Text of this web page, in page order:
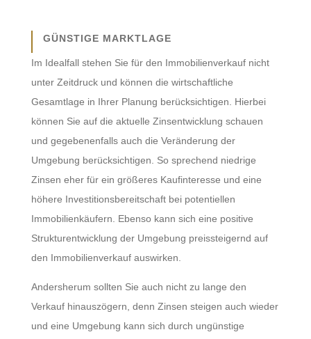
GÜNSTIGE MARKTLAGE
Im Idealfall stehen Sie für den Immobilienverkauf nicht
unter Zeitdruck und können die wirtschaftliche
Gesamtlage in Ihrer Planung berücksichtigen. Hierbei
können Sie auf die aktuelle Zinsentwicklung schauen
und gegebenenfalls auch die Veränderung der
Umgebung berücksichtigen. So sprechend niedrige
Zinsen eher für ein größeres Kaufinteresse und eine
höhere Investitionsbereitschaft bei potentiellen
Immobilienkäufern. Ebenso kann sich eine positive
Strukturentwicklung der Umgebung preissteigernd auf
den Immobilienverkauf auswirken.
Andersherum sollten Sie auch nicht zu lange den
Verkauf hinauszögern, denn Zinsen steigen auch wieder
und eine Umgebung kann sich durch ungünstige